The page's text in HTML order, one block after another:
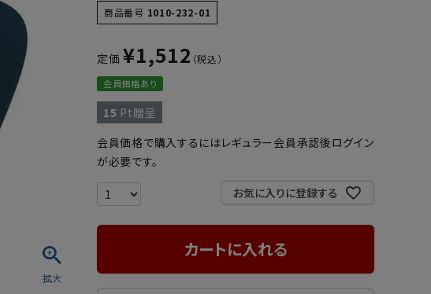
エメナコラボジェル
商品番号 1010-232-01
定価 ¥1,512
会員価格あり
15 Pt贈呈
会員価格で購入するにはレギュラー会員承認後ログイン
が必要です。
お気に入りに登録する
カートに入れる